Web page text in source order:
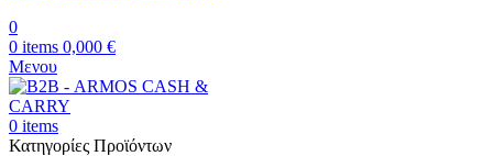
0
0 items 0,000 €
Μενου
0 items
Κατηγορίες Προϊόντων